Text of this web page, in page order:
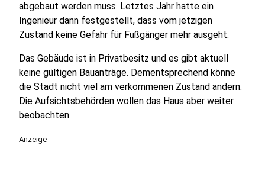
abgebaut werden muss. Letztes Jahr hatte ein
Ingenieur dann festgestellt, dass vom jetzigen
Zustand keine Gefahr für Fußgänger mehr ausgeht.
Das Gebäude ist in Privatbesitz und es gibt aktuell
keine gültigen Bauanträge. Dementsprechend könne
die Stadt nicht viel am verkommenen Zustand ändern.
Die Aufsichtsbehörden wollen das Haus aber weiter
beobachten.
Anzeige